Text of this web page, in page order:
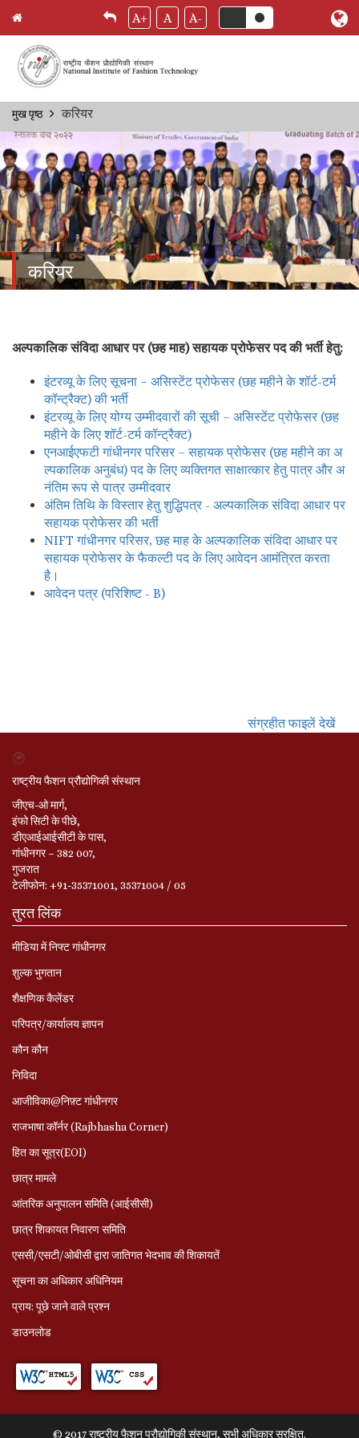
Skip
main
content
A+ A A-
Breadcrumb
मुख पृष्ठ करियर
करियर
अल्पकालिक संविदा आधार पर (छह माह) सहायक प्रोफेसर पद की भर्ती हेतु:
इंटरव्यू के लिए सूचना – असिस्टेंट प्रोफेसर (छह महीने के शॉर्ट-टर्म
कॉन्ट्रैक्ट) की भर्ती
इंटरव्यू के लिए योग्य उम्मीदवारों की सूची – असिस्टेंट प्रोफेसर (छह
महीने के लिए शॉर्ट-टर्म कॉन्ट्रैक्ट)
एनआईएफटी गांधीनगर परिसर – सहायक प्रोफेसर (छह महीने का अ
ल्पकालिक अनुबंध) पद के लिए व्यक्तिगत साक्षात्कार हेतु पात्र और अ
नंतिम रूप से पात्र उम्मीदवार
अंतिम तिथि के विस्तार हेतु शुद्धिपत्र - अल्पकालिक संविदा आधार पर
सहायक प्रोफेसर की भर्ती
NIFT गांधीनगर परिसर, छह माह के अल्पकालिक संविदा आधार पर
सहायक प्रोफेसर के फैकल्टी पद के लिए आवेदन आमंत्रित करता
है।
आवेदन पत्र (परिशिष्ट - B)
संग्रहीत फाइलें देखें
राष्ट्रीय फैशन प्रौद्योगिकी संस्थान
जीएच-ओ मार्ग,
इंफो सिटी के पीछे,
डीएआईआईसीटी के पास,
गांधीनगर – 382 007,
गुजरात
टेलीफोन: +91-35371001, 35371004 / 05
तुरत लिंक
मीडिया में निफ्ट गांधीनगर
शुल्क भुगतान
शैक्षणिक कैलेंडर
परिपत्र/कार्यालय ज्ञापन
कौन कौन
निविदा
आजीविका@निफ़्ट गांधीनगर
राजभाषा कॉर्नर (Rajbhasha Corner)
हित का सूत्र(EOI)
छात्र मामले
आंतरिक अनुपालन समिति (आईसीसी)
छात्र शिकायत निवारण समिति
एससी/एसटी/ओबीसी द्वारा जातिगत भेदभाव की शिकायतें
सूचना का अधिकार अधिनियम
प्राय: पूछे जाने वाले प्रश्‍न
डाउनलोड
© 2017 राष्ट्रीय फैशन प्रौद्योगिकी संस्थान, सभी अधिकार सुरक्षित.